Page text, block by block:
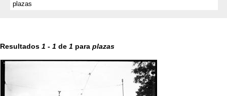
Resultados 1 - 1 de 1 para plazas